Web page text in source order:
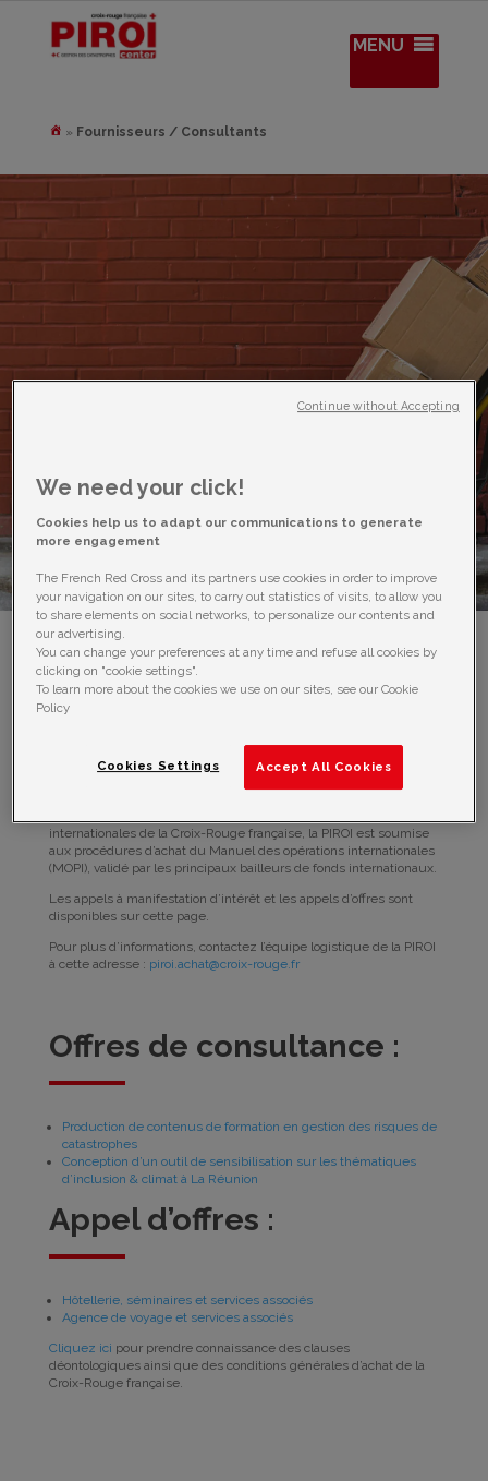
MENU
» Fournisseurs / Consultants
FOURNISSEURS /
CONSULTANTS
La PIROI recherche régulièrement des prestataires, des
fournisseurs et des consultants qualifiés pour appuyer la mise en
internationales de la Croix-Rouge française, la PIROI est soumise
aux procédures d’achat du Manuel des opérations internationales
(MOPI), validé par les principaux bailleurs de fonds internationaux.
Les appels à manifestation d’intérêt et les appels d’offres sont
disponibles sur cette page.
Pour plus d’informations, contactez l’équipe logistique de la PIROI
à cette adresse : piroi.achat@croix-rouge.fr
Offres de consultance :
Production de contenus de formation en gestion des risques de
catastrophes
Conception d’un outilde sensibilisation sur les thématiques
d’inclusion & climat à La Réunion
Appel d’offres :
Hôtellerie, séminaires et services associés
Agence de voyage et services associés
Cliquez ici pour prendre connaissance des clauses
déontologiques ainsi que des conditions générales d’achat de la
Croix-Rouge française.
We need your click!
Cookies help us to adapt our communications to generate
more engagement
The French Red Cross and its partners use cookies in order to improve
your navigation on our sites, to carry out statistics of visits, to allow you
to share elements on social networks, to personalize our contents and
our advertising.
You can change your preferences at any time and refuse all cookies by
clicking on "cookie settings".
To learn more about the cookies we use on our sites, see our Cookie
Policy
Accept All Cookies
Cookies Settings
Continue without Accepting